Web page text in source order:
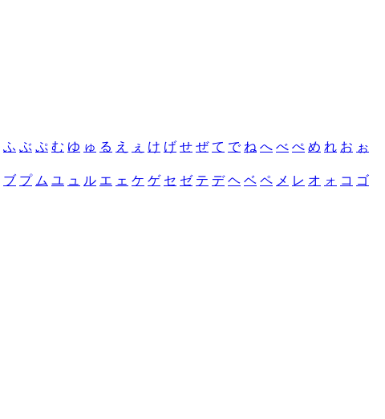
ふ ぶ ぷ む ゆ ゅ る え ぇ け げ せ ぜ て で ね へ べ ぺ め れ お ぉ
ブ プ ム ユ ュ ル エ ェ ケ ゲ セ ゼ テ デ ヘ ベ ペ メ レ オ ォ コ ゴ